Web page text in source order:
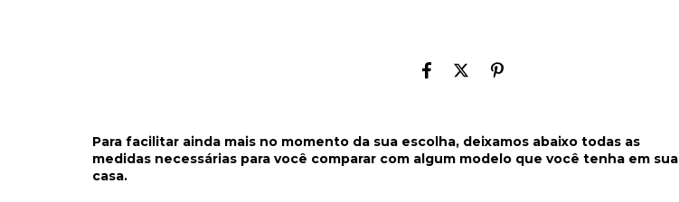
Para facilitar ainda mais no momento da sua escolha, deixamos abaixo todas as
medidas necessárias para você comparar com algum modelo que você tenha em sua
casa.